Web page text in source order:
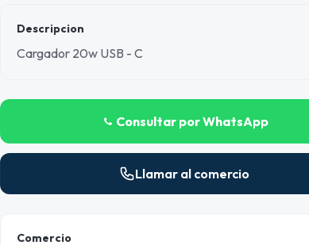
Descripcion
Cargador 20w USB - C
Consultar por WhatsApp
Llamar al comercio
Comercio